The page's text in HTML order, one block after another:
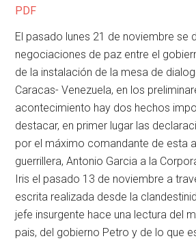
PDF
El pasado lunes 21 de noviembre se
negociaciones de paz entre el
de la instalación de la mesa de
Caracas- Venezuela, en los
acontecimiento hay dos hechos
destacar, en primer lugar las
por el máximo comandante de esta
guerrillera, Antonio Garcia a la
Iris el pasado 13 de noviembre a
escrita realizada desde la
jefe insurgente hace una lectura del
pais, del gobierno Petro y de lo que